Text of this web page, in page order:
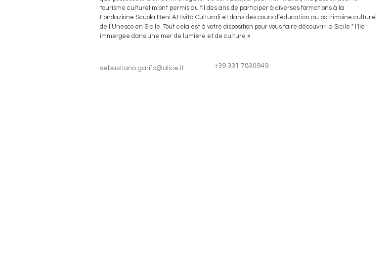
tourisme culturel m’ont permis au fil des ans de participer à diverses formations à la
Fondazione Scuola Beni Attività Culturali et dans des cours d’éducation au patrimoine culturel
de l’Unesco en Sicile. Tout cela est à votre disposition pour vous faire découvrir la Sicile " l’île
immergée dans une mer de lumière et de culture »
sebastiano.garifo@alice.it
+39 331 7830949